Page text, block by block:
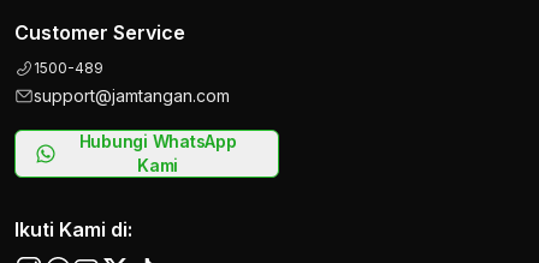
Customer Service
1500-489
support@jamtangan.com
Hubungi WhatsApp
Kami
Ikuti Kami di: